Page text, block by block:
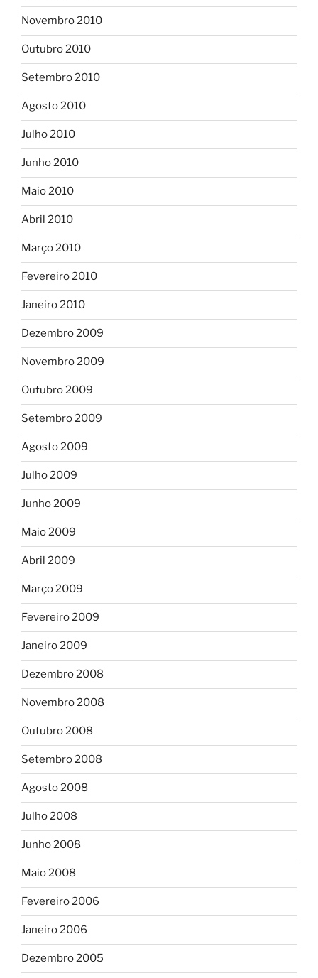
Novembro 2010
Outubro 2010
Setembro 2010
Agosto 2010
Julho 2010
Junho 2010
Maio 2010
Abril 2010
Março 2010
Fevereiro 2010
Janeiro 2010
Dezembro 2009
Novembro 2009
Outubro 2009
Setembro 2009
Agosto 2009
Julho 2009
Junho 2009
Maio 2009
Abril 2009
Março 2009
Fevereiro 2009
Janeiro 2009
Dezembro 2008
Novembro 2008
Outubro 2008
Setembro 2008
Agosto 2008
Julho 2008
Junho 2008
Maio 2008
Fevereiro 2006
Janeiro 2006
Dezembro 2005